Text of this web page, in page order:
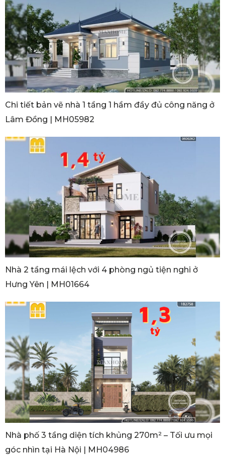
Chi tiết bản vẽ nhà 1 tầng 1 hầm đầy đủ công năng ở
Lâm Đồng | MH05982
Nhà 2 tầng mái lệch với 4 phòng ngủ tiện nghi ở
Hưng Yên | MH01664
Nhà phố 3 tầng diện tích khủng 270m² – Tối ưu mọi
góc nhìn tại Hà Nội | MH04986